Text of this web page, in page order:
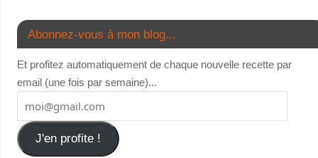
Abonnez-vous à mon blog...
Et profitez automatiquement de chaque nouvelle recette par
email (une fois par semaine)...
J'en profite !